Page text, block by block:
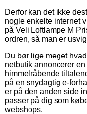
Derfor kan det ikke
nogle enkelte internet
på Veli Loftlampe M
ordren, så man er
Du bør lige meget
netbutik annoncerer
himmelråbende
på en snydagtig e-
er på den anden side
passer på dig som
webshops.